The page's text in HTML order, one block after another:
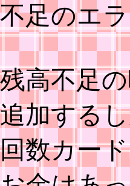
不足のエ
残高不足
追加する
回数カー